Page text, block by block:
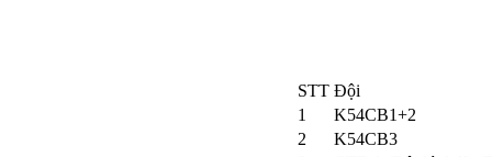
STT Đội
1
K54CB1+2
2
K54CB3